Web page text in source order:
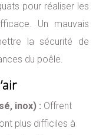
pour réaliser les
Un mauvais
la sécurité de
du poêle.
inox) : Offrent
plus difficiles à